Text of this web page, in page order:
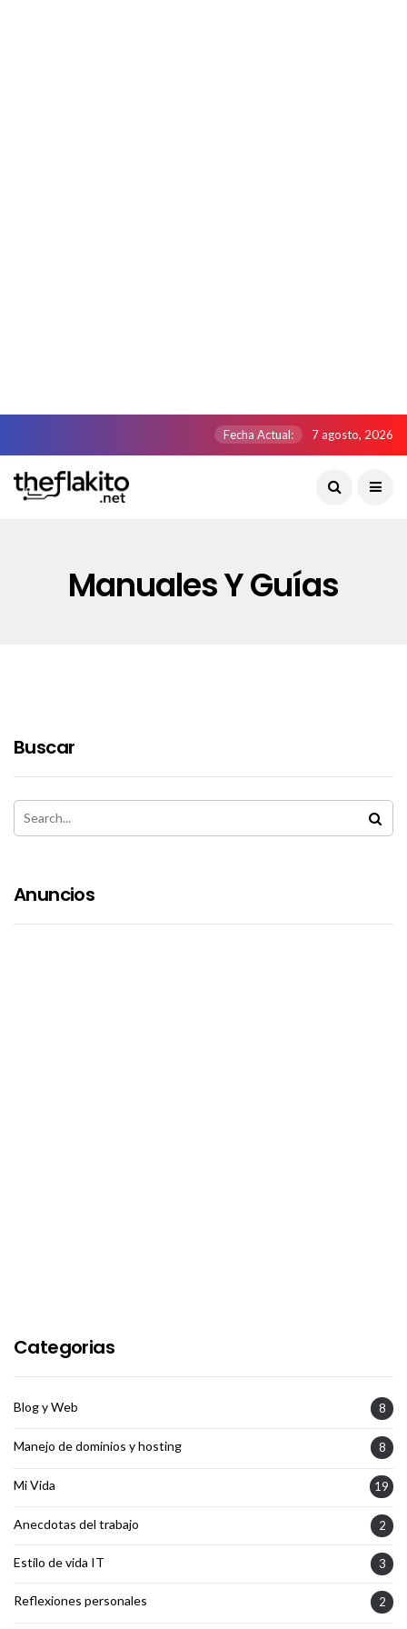
Fecha Actual: 7 agosto, 2026
Manuales Y Guías
Buscar
Anuncios
Categorias
Blog y Web 8
Manejo de dominios y hosting 8
Mi Vida 19
Anecdotas del trabajo 2
Estilo de vida IT 3
Reflexiones personales 2